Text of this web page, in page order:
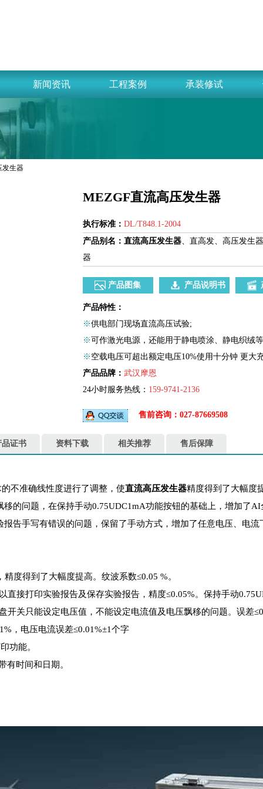
新闻资讯 工程案例 承装修试
发生器
MEZGF直流高压发生器
执行标准： DL/T848.1-2004
产品别名： 直流高压发生器、直高发、高压发生
器
产品图集 产品说明书
产品特性：
※供电部门现场直流高压试验;
※可作激光电源，还能用于静电喷涂、静电织绒
※ 空载电压可超出额定电压10%使用十分钟 更大
产品品牌： 武汉摩恩
24小时服务热线： 159-9741-2136
售前咨询：027-87669508
品证书 资料下载 相关推荐 售后保障
不准确线性度进行了调整，使直流高压发生器精度得到了大幅度
的问题，在保持手动0.75UDC1mA功能按钮的基础上，增加了
告手写有错误的问题，保留了手动方式，增加了任意电压、电
度得到了大幅度提高。纹波系数≤0.05 %。
直接打印实验报告及保存实验报告，精度≤0.05%。保持手动
开关只能设定电压值，不能设定电流值及电压飘移的问题。误差
，电压电流误差≤0.01%±1个字
功能。
有时间和日期。